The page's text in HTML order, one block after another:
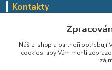
Kontakty
Romana Tykvová
+420 608 519
info@romantykxxl.cz
Náš e-shop a partneři potřebují
cookies, aby Vám mohli